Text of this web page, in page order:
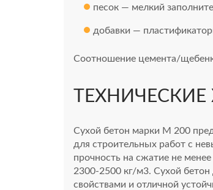
песок — мелкий
добавки —
Соотношение цемента/
ТЕХНИЧЕСКИЕ
Сухой бетон марки М 200
для строительных работ с
прочность на сжатие не
2300-2500 кг/м3. Сухой
свойствами и отличной